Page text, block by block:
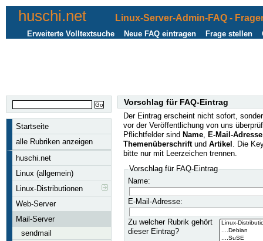
huschi.net Linux-Server-Admin-FAQ -
Frage stellen
Neue FAQ eintragen
Erweiterte Volltextsuche
Startseite
alle Rubriken anzeigen
huschi.net
Linux (allgemein)
Linux-Distributionen
Web-Server
Mail-Server
sendmail
Vorschlag für FAQ-Eintrag
Der Eintrag erscheint nicht sofort,
vor der Veröffentlichung von uns
Pflichtfelder sind Name, E-Mail-Adresse
Themenüberschriftund Artikel . Die
bitte nur mit Leerzeichen trennen.
Vorschlag für FAQ-Eintrag
Name:
E-Mail-Adresse:
Zu welcher Rubrik gehört
dieser Eintrag?